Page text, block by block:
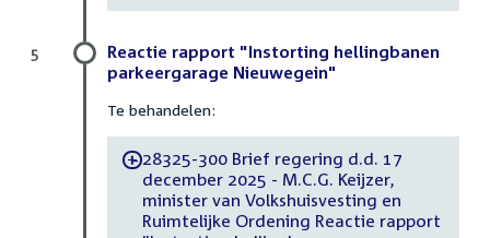
Reactie rapport "Instorting hellingbanen
parkeergarage Nieuwegein"
Te behandelen:
-28325-300 Brief regering d.d. 17
december 2025 - M.C.G. Keijzer,
minister van Volkshuisvesting en
Ruimtelijke Ordening Reactie rapport
5